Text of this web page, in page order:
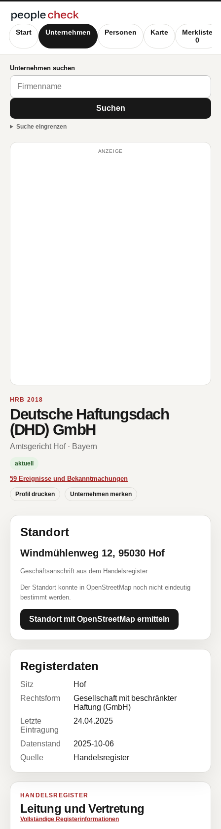
Start Unternehmen Personen Karte
Merkliste
0
Unternehmen suchen
Suchen
Suche eingrenzen
ANZEIGE
HRB 2018
Deutsche Haftungsdach
(DHD) GmbH
Amtsgericht Hof · Bayern
aktuell
59 Ereignisse und Bekanntmachungen
Profil drucken Unternehmen merken
Standort
Windmühlenweg 12, 95030 Hof
Geschäftsanschrift aus dem Handelsregister
Der Standort konnte in OpenStreetMap noch nicht eindeutig
bestimmt werden.
Standort mit OpenStreetMap ermitteln
Registerdaten
Sitz
Hof
Rechtsform
Gesellschaft mit beschränkter
Haftung (GmbH)
Letzte
Eintragung
24.04.2025
Datenstand
2025-10-06
Quelle
Handelsregister
HANDELSREGISTER
Leitung und Vertretung
Vollständige Registerinformationen